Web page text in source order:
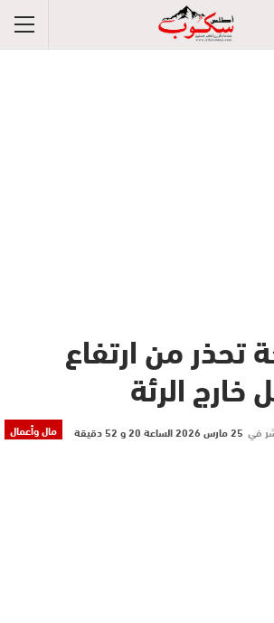
تحذر من ارتفاع
الرئة
مال وأعمال في 25 مارس 2026 الساعة 20 و 52 دقيقة